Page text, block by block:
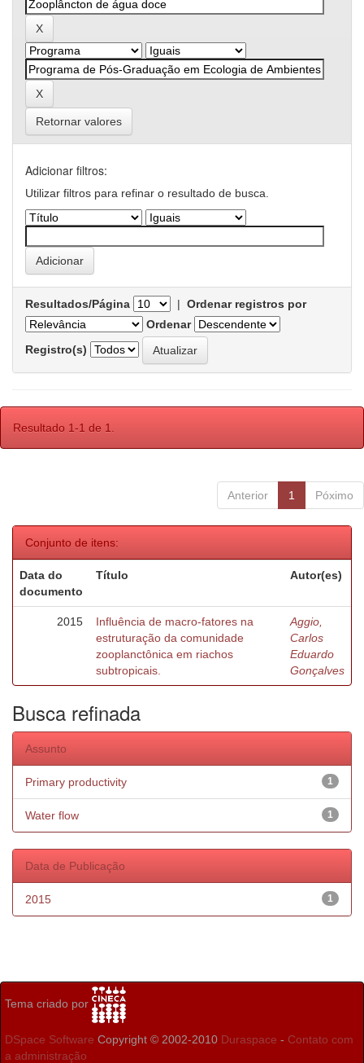
Retornar valores
Adicionar filtros:
Utilizar filtros para refinar o resultado de busca.
Resultados/Página | Ordenar registros por
Ordenar
Registro(s)
Resultado 1-1 de 1.
Anterior 1 Póximo
Conjunto de itens:
Data do
documento
Título Autor(es)
2015
Influência de macro-fatores na
estruturação da comunidade
zooplanctônica em riachos
subtropicais.
Aggio,
Carlos
Eduardo
Gonçalves
Busca refinada
Assunto
1
Primary productivity
1
Water flow
Data de Publicação
1
2015
Tema criado por
DSpace Software Copyright © 2002-2010 Duraspace - Contato com
a administração